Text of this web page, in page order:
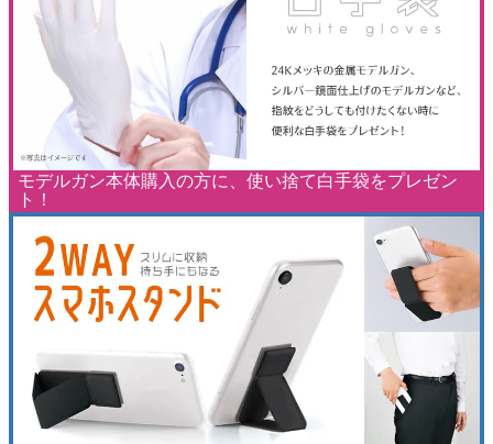
モデルガン本体購入の方に、使い捨て白手袋をプレゼン
ト！